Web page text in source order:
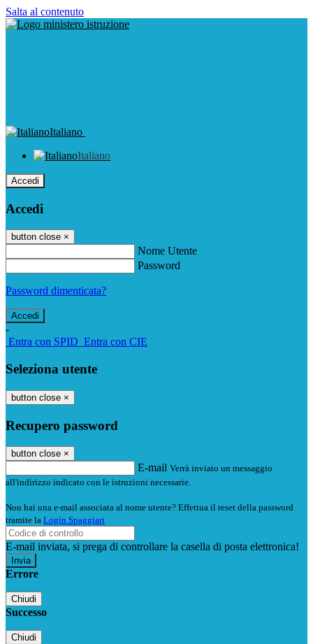
Salta al contenuto
Italiano
Italiano
Accedi
Accedi
button close ×
Nome Utente
Password
Password dimenticata?
-
Entra con SPID Entra con CIE
Seleziona utente
button close ×
Recupero password
button close ×
E-mail Verrà inviato un messaggio
all'indirizzo indicato con le istruzioni necessarie.
Non hai una e-mail associata al nome utente? Effettua il reset della password
tramite la Login Spaggiari
E-mail inviata, si prega di controllare la casella di posta elettronica!
Errore
Chiudi
Successo
Chiudi